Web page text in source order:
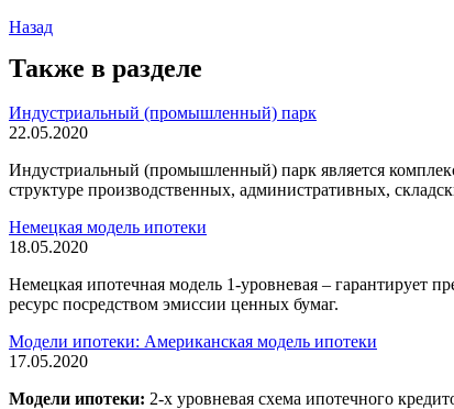
Назад
Также в разделе
Индустриальный (промышленный) парк
22.05.2020
Индустриальный (промышленный) парк является
структуре производственных, административных,
Немецкая модель ипотеки
18.05.2020
Немецкая ипотечная модель 1-уровневая – гарантирует
ресурс посредством эмиссии ценных бумаг.
Модели ипотеки: Американская модель ипотеки
17.05.2020
Модели ипотеки: 2-х уровневая схема ипотечного